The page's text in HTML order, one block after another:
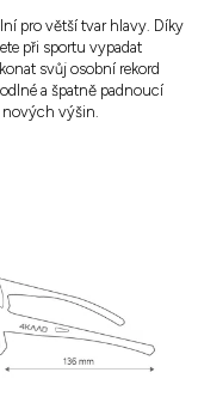
pro větší tvar hlavy. Díky
při sportu vypadat
svůj osobní rekord
a špatně padnoucí
nových výšin.